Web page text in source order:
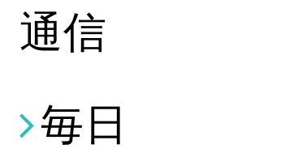
通信
毎日